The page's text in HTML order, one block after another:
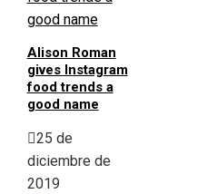
Alison Roman
gives Instagram
food trends a
good name
25 de
diciembre de
2019